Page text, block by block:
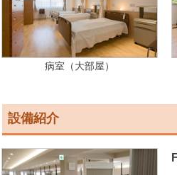
病室（大部屋）
設備紹介